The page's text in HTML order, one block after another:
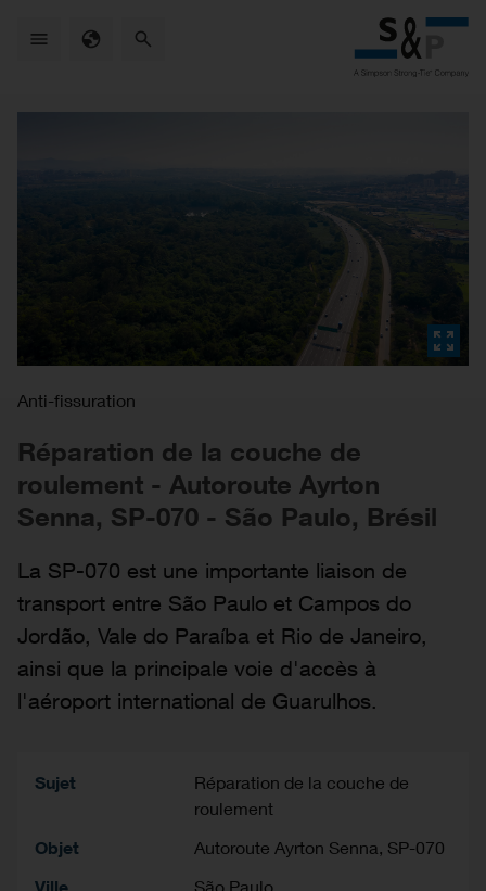
Anti-fissuration
Réparation de la couche de
roulement - Autoroute Ayrton
Senna, SP-070 - São Paulo, Brésil
La SP-070 est une importante liaison de
transport entre São Paulo et Campos do
Jordão, Vale do Paraíba et Rio de Janeiro,
ainsi que la principale voie d'accès à
l'aéroport international de Guarulhos.
Sujet
Réparation de la couche de
roulement
Objet
Autoroute Ayrton Senna, SP-070
Ville
São Paulo